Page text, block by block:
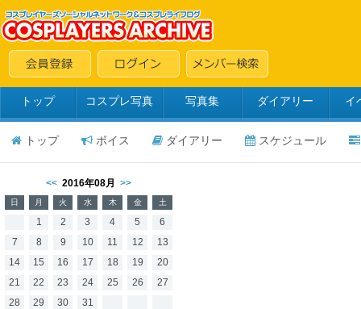
トップ コスプレ写真 写真集 ダイアリー イ
トップ ボイス ダイアリー スケジュール
<< 2016年08月 >>
日 月 火 水 木 金 土
1 2 3 4 5
6
7
8 9 10 11 12
13
14
15 16 17 18 19
20
21
22 23 24 25 26
27
28
29 30 31